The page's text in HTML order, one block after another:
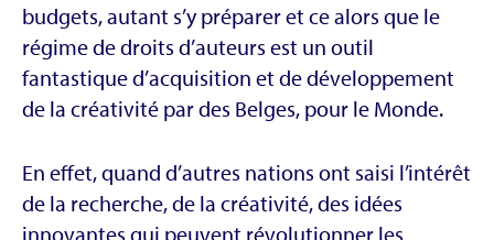
budgets, autant s’y préparer et ce alors que le
régime de droits d’auteurs est un outil
fantastique d’acquisition et de développement
de la créativité par des Belges, pour le Monde.
En effet, quand d’autres nations ont saisi l’intérêt
de la recherche, de la créativité, des idées
innovantes qui peuvent révolutionner les